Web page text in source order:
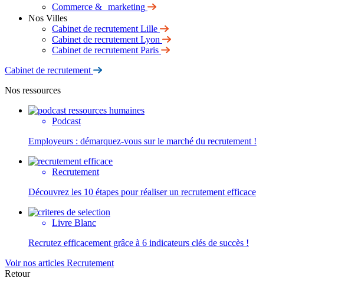
Commerce & marketing
Nos Villes
Cabinet de recrutement Lille
Cabinet de recrutement Lyon
Cabinet de recrutement Paris
Cabinet de recrutement
Nos ressources
Podcast
Employeurs : démarquez-vous sur le marché du recrutement !
Recrutement
Découvrez les 10 étapes pour réaliser un recrutement efficace
Livre Blanc
Recrutez efficacement grâce à 6 indicateurs clés de succès !
Voir nos articles Recrutement
Retour